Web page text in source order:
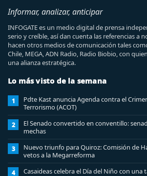
Informar, analizar, anticipar
INFOGATE es un medio digital de prensa
serio y creíble, así dan cuenta las referencias a
hacen otros medios de comunicación tales
Chile, MEGA, ADN Radio, Radio Biobio, con
una alianza estratégica.
Lo más visto de la semana
1
Pdte Kast anuncia Agenda contra el
Terrorismo (ACOT)
2
El Senado convertido en conventillo:
mechas
3
Nuevo triunfo para Quiroz: Comisión de
vetos a la Megarreforma
4
Casaideas celebra el Día del Niño con una